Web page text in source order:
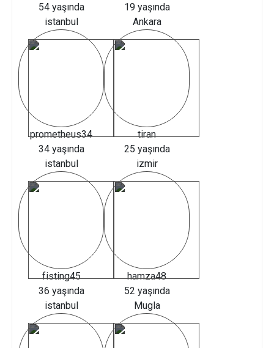
54 yaşında
istanbul
19 yaşında
Ankara
prometheus34
34 yaşında
istanbul
tiran
25 yaşında
izmir
fisting45
36 yaşında
istanbul
hamza48
52 yaşında
Mugla